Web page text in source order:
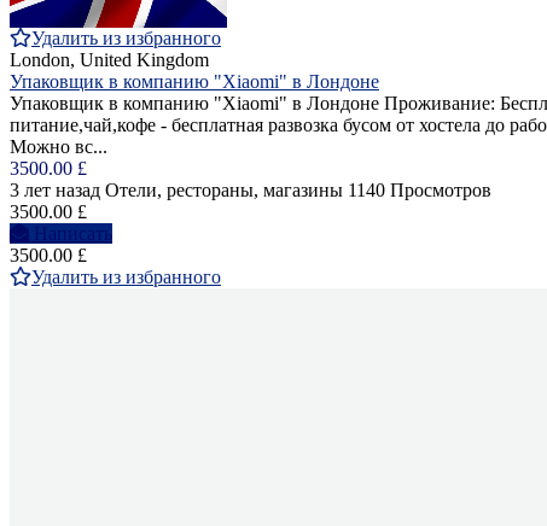
Удалить из избранного
London, United Kingdom
Упаковщик в компанию "Xiaomi" в Лондоне
Упаковщик в компанию "Xiaomi" в Лондоне Проживание:
питание,чай,кофе - бесплатная развозка бусом от хостела до
Можно вс...
3500.00 £
3 лет назад Отели, рестораны, магазины 1140 Просмотров
3500.00 £
Написать
3500.00 £
Удалить из избранного